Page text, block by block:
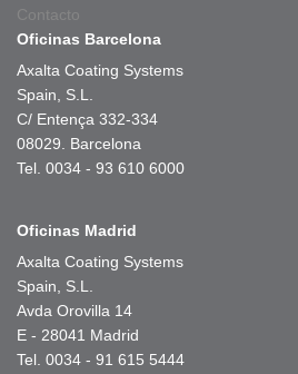
Contacto
Oficinas Barcelona
Axalta Coating Systems
Spain, S.L.
C/ Entença 332-334
08029. Barcelona
Tel. 0034 - 93 610 6000
Oficinas Madrid
Axalta Coating Systems
Spain, S.L.
Avda Orovilla 14
E - 28041 Madrid
Tel. 0034 - 91 615 5444